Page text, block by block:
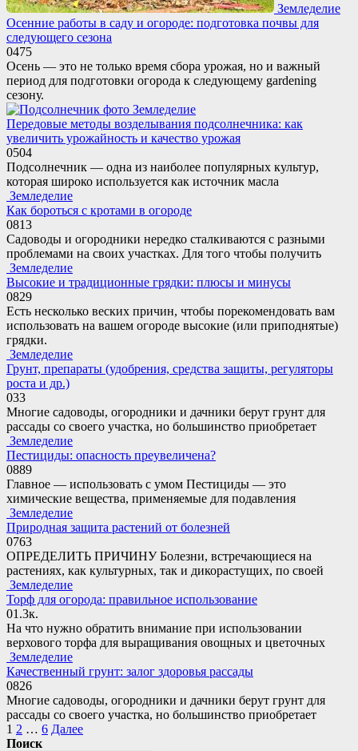
Земледелие
Осенние работы в саду и огороде: подготовка почвы для
следующего сезона
0475
Осень — это не только время сбора урожая, но и важный
период для подготовки огорода к следующему gardening
сезону.
Земледелие
Передовые методы возделывания подсолнечника: как
увеличить урожайность и качество урожая
0504
Подсолнечник — одна из наиболее популярных культур,
которая широко используется как источник масла
Земледелие
Как бороться с кротами в огороде
0813
Садоводы и огородники нередко сталкиваются с разными
проблемами на своих участках. Для того чтобы получить
Земледелие
Высокие и традиционные грядки: плюсы и минусы
0829
Есть несколько веских причин, чтобы порекомендовать вам
использовать на вашем огороде высокие (или приподнятые)
грядки.
Земледелие
Грунт, препараты (удобрения, средства защиты, регуляторы
роста и др.)
033
Многие садоводы, огородники и дачники берут грунт для
рассады со своего участка, но большинство приобретает
Земледелие
Пестициды: опасность преувеличена?
0889
Главное — использовать с умом Пестициды — это
химические вещества, применяемые для подавления
Земледелие
Природная защита растений от болезней
0763
ОПРЕДЕЛИТЬ ПРИЧИНУ Болезни, встречающиеся на
растениях, как культурных, так и дикорастущих, по своей
Земледелие
Торф для огорода: правильное использование
01.3к.
На что нужно обратить внимание при использовании
верхового торфа для выращивания овощных и цветочных
Земледелие
Качественный грунт: залог здоровья рассады
0826
Многие садоводы, огородники и дачники берут грунт для
рассады со своего участка, но большинство приобретает
Пагинация
записей
1 2 … 6 Далее
Поиск